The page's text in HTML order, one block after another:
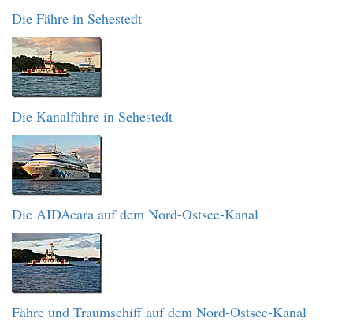
Die Fähre in Sehestedt
Die Kanalfähre in Sehestedt
Die AIDAcara auf dem Nord-Ostsee-Kanal
Fähre und Traumschiff auf dem Nord-Ostsee-Kanal